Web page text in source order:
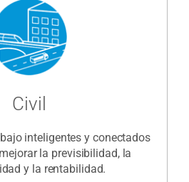
Civil
inteligentes y conectados
la previsibilidad, la
y la rentabilidad.